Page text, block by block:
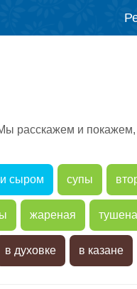
расскажем и покажем,
сыром супы
жареная
в духовке в казане